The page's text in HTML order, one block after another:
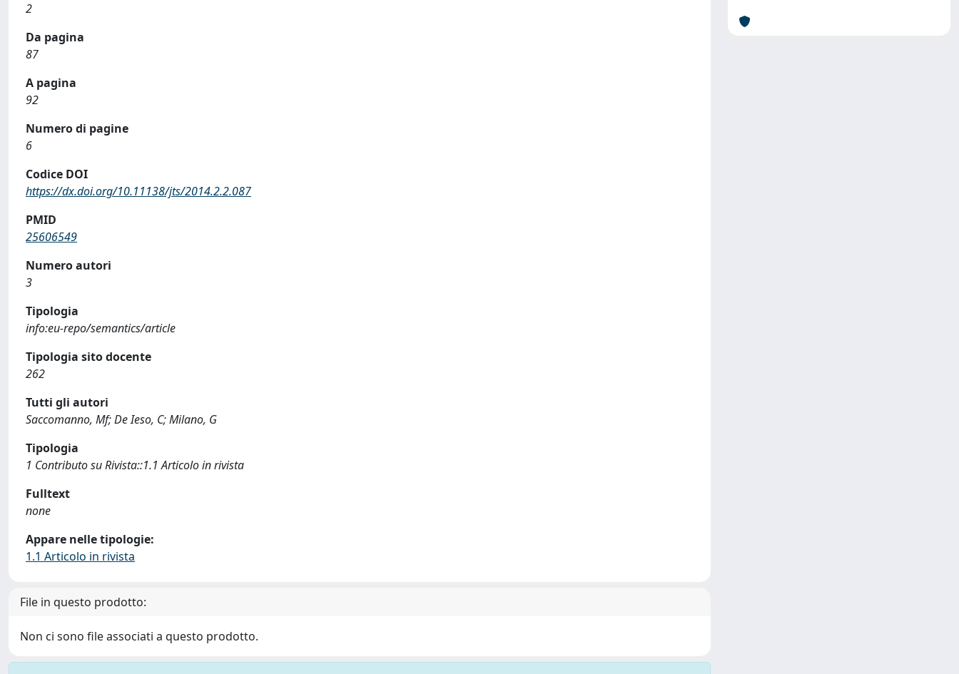
2
Da pagina
87
A pagina
92
Numero di pagine
6
Codice DOI
https://dx.doi.org/10.11138/jts/2014.2.2.087
PMID
25606549
Numero autori
3
Tipologia
info:eu-repo/semantics/article
Tipologia sito docente
262
Tutti gli autori
Saccomanno, Mf; De Ieso, C; Milano, G
Tipologia
1 Contributo su Rivista::1.1 Articolo in rivista
Fulltext
none
Appare nelle tipologie:
1.1 Articolo in rivista
File in questo prodotto:
Non ci sono file associati a questo prodotto.